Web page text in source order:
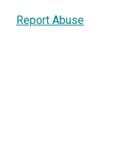
Report Abuse